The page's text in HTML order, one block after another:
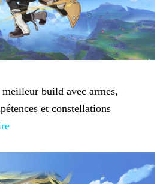
build avec armes,
et constellations